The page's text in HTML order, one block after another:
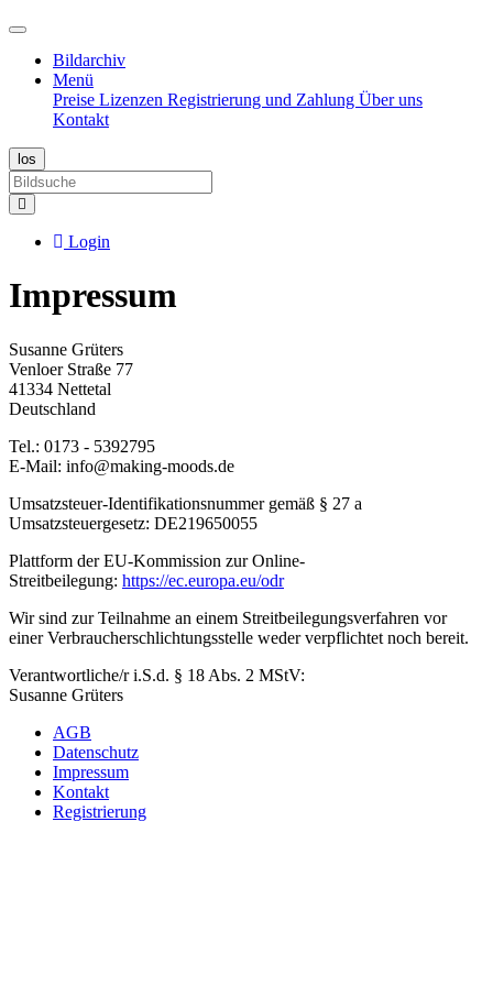
Bildarchiv
Menü
Preise Lizenzen Registrierung und Zahlung Über uns
Kontakt
Login
Impressum
Susanne Grüters
Venloer Straße 77
41334 Nettetal
Deutschland
Tel.: 0173 - 5392795
E-Mail: info@making-moods.de
Umsatzsteuer-Identifikationsnummer gemäß § 27 a
Umsatzsteuergesetz: DE219650055
Plattform der EU-Kommission zur Online-
Streitbeilegung: https://ec.europa.eu/odr
Wir sind zur Teilnahme an einem Streitbeilegungsverfahren vor
einer Verbraucherschlichtungsstelle weder verpflichtet noch bereit.
Verantwortliche/r i.S.d. § 18 Abs. 2 MStV:
Susanne Grüters
AGB
Datenschutz
Impressum
Kontakt
Registrierung